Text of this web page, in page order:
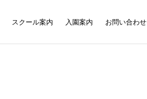
スクール案内 入園案内 お問い合わせ